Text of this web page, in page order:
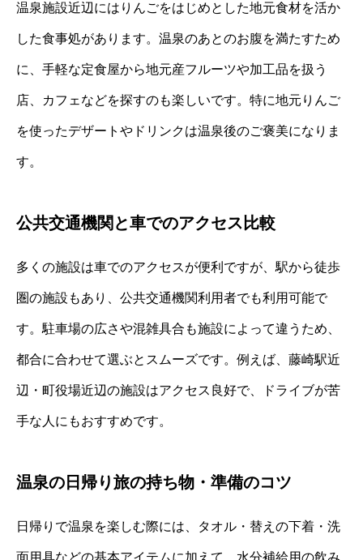
温泉施設近辺にはりんごをはじめとした地元食材を活か
した食事処があります。温泉のあとのお腹を満たすため
に、手軽な定食屋から地元産フルーツや加工品を扱う
店、カフェなどを探すのも楽しいです。特に地元りんご
を使ったデザートやドリンクは温泉後のご褒美になりま
す。
公共交通機関と車でのアクセス比較
多くの施設は車でのアクセスが便利ですが、駅から徒歩
圏の施設もあり、公共交通機関利用者でも利用可能で
す。駐車場の広さや混雑具合も施設によって違うため、
都合に合わせて選ぶとスムーズです。例えば、藤崎駅近
辺・町役場近辺の施設はアクセス良好で、ドライブが苦
手な人にもおすすめです。
温泉の日帰り旅の持ち物・準備のコツ
日帰りで温泉を楽しむ際には、タオル・替えの下着・洗